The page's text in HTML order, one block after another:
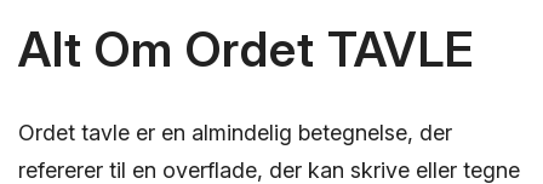
Alt Om Ordet TAVLE
Ordet tavle er en almindelig betegnelse, der
refererer til en overflade, der kan skrive eller tegne